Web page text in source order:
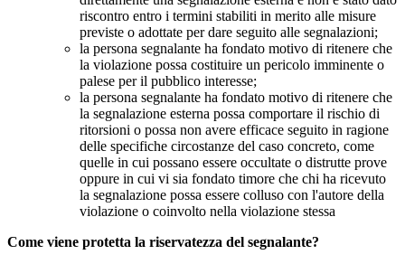
riscontro entro i termini stabiliti in merito alle misure
previste o adottate per dare seguito alle segnalazioni;
la persona segnalante ha fondato motivo di ritenere che
la violazione possa costituire un pericolo imminente o
palese per il pubblico interesse;
la persona segnalante ha fondato motivo di ritenere che
la segnalazione esterna possa comportare il rischio di
ritorsioni o possa non avere efficace seguito in ragione
delle specifiche circostanze del caso concreto, come
quelle in cui possano essere occultate o distrutte prove
oppure in cui vi sia fondato timore che chi ha ricevuto
la segnalazione possa essere colluso con l'autore della
violazione o coinvolto nella violazione stessa
Come viene protetta la riservatezza del segnalante?